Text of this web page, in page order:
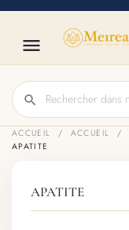

search
ACCUEIL ACCUEIL
APATITE
APATITE